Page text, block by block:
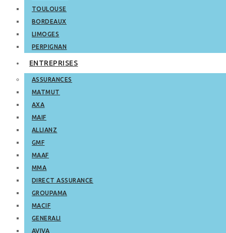
TOULOUSE
BORDEAUX
LIMOGES
PERPIGNAN
ENTREPRISES
ASSURANCES
MATMUT
AXA
MAIF
ALLIANZ
GMF
MAAF
MMA
DIRECT ASSURANCE
GROUPAMA
MACIF
GENERALI
AVIVA